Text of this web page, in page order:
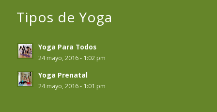
Tipos de Yoga
Yoga Para Todos
24 mayo, 2016 - 1:02 pm
Yoga Prenatal
24 mayo, 2016 - 1:01 pm